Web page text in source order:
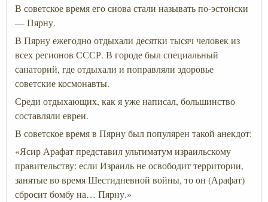
В советское время его снова стали называть по-эстонски
— Пярну.
В Пярну ежегодно отдыхали десятки тысяч человек из
всех регионов СССР. В городе был специальный
санаторий, где отдыхали и поправляли здоровье
советские космонавты.
Среди отдыхающих, как я уже написал, большинство
составляли евреи.
В советское время в Пярну был популярен такой анекдот:
«Ясир Арафат представил ультиматум израильскому
правительству: если Израиль не освободит территории,
занятые во время Шестидневной войны, то он (Арафат)
сбросит бомбу на… Пярну.»